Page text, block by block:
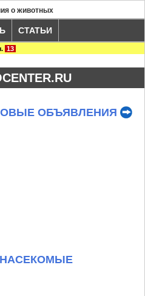
о животных
СТАТЬИ
13
ОБЪЯВЛЕНИЯ